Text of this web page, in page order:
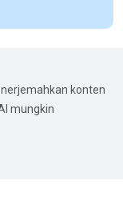
konten
mungkin